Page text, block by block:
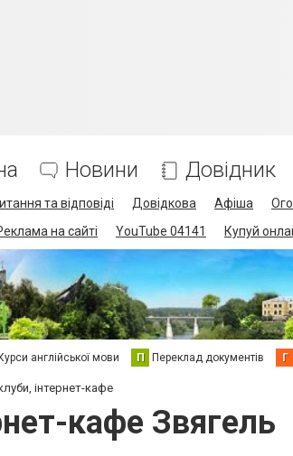
Новини Довідник
та відповіді Довідкова Афіша
на сайті YouTube 04141 Купуй
Курси англійської мови П Переклад документів Г
інтернет-кафе
кафе Звягель